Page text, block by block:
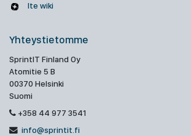
Ite wiki
Yhteystietomme
SprintIT Finland Oy
Atomitie 5 B
00370 Helsinki
Suomi
+358 44 977 3541
info@sprintit.fi